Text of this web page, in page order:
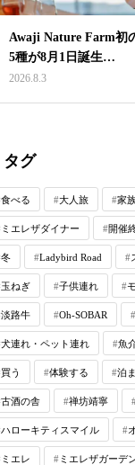
Awaji Nature Farm初
5種が8月1日誕生…
2026.8.3
タグ
食べる 大人旅 家
ミエレザダイナー 開催
冬 Ladybird Road
玉ねぎ 子供連れ
淡路牛 Oh-SOBAR
犬連れ・ペット連れ 魚
買う 体験する 泊
古酒の舎 禅坊靖寧
ハローキティスマイル
ミエレ ミエレザガーデ